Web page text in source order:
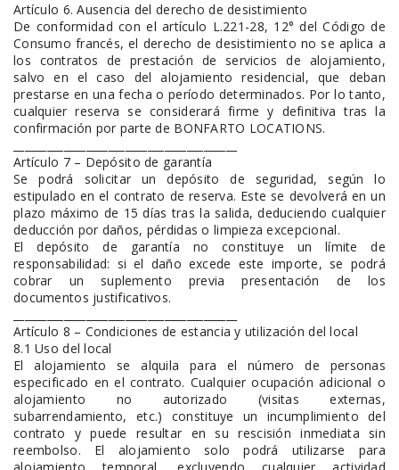
Artículo 6. Ausencia del derecho de desistimiento
De conformidad con el artículo L.221-28, 12° del Código de
Consumo francés, el derecho de desistimiento no se aplica a
los contratos de prestación de servicios de alojamiento,
salvo en el caso del alojamiento residencial, que deban
prestarse en una fecha o período determinados. Por lo tanto,
cualquier reserva se considerará firme y definitiva tras la
confirmación por parte de BONFARTO LOCATIONS.
Artículo 7 – Depósito de garantía
Se podrá solicitar un depósito de seguridad, según lo
estipulado en el contrato de reserva. Este se devolverá en un
plazo máximo de 15 días tras la salida, deduciendo cualquier
deducción por daños, pérdidas o limpieza excepcional.
El depósito de garantía no constituye un límite de
responsabilidad: si el daño excede este importe, se podrá
cobrar un suplemento previa presentación de los
documentos justificativos.
Artículo 8 – Condiciones de estancia y utilización del local
8.1 Uso del local
El alojamiento se alquila para el número de personas
especificado en el contrato. Cualquier ocupación adicional o
alojamiento no autorizado (visitas externas,
subarrendamiento, etc.) constituye un incumplimiento del
contrato y puede resultar en su rescisión inmediata sin
reembolso. El alojamiento solo podrá utilizarse para